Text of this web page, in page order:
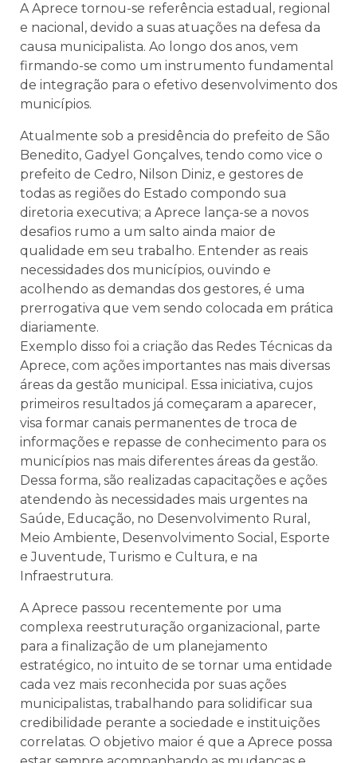
A Aprece tornou-se referência estadual, regional
e nacional, devido a suas atuações na defesa da
causa municipalista. Ao longo dos anos, vem
firmando-se como um instrumento fundamental
de integração para o efetivo desenvolvimento dos
municípios.
Atualmente sob a presidência do prefeito de São
Benedito, Gadyel Gonçalves, tendo como vice o
prefeito de Cedro, Nilson Diniz, e gestores de
todas as regiões do Estado compondo sua
diretoria executiva; a Aprece lança-se a novos
desafios rumo a um salto ainda maior de
qualidade em seu trabalho. Entender as reais
necessidades dos municípios, ouvindo e
acolhendo as demandas dos gestores, é uma
prerrogativa que vem sendo colocada em prática
diariamente.
Exemplo disso foi a criação das Redes Técnicas da
Aprece, com ações importantes nas mais diversas
áreas da gestão municipal. Essa iniciativa, cujos
primeiros resultados já começaram a aparecer,
visa formar canais permanentes de troca de
informações e repasse de conhecimento para os
municípios nas mais diferentes áreas da gestão.
Dessa forma, são realizadas capacitações e ações
atendendo às necessidades mais urgentes na
Saúde, Educação, no Desenvolvimento Rural,
Meio Ambiente, Desenvolvimento Social, Esporte
e Juventude, Turismo e Cultura, e na
Infraestrutura.
A Aprece passou recentemente por uma
complexa reestruturação organizacional, parte
para a finalização de um planejamento
estratégico, no intuito de se tornar uma entidade
cada vez mais reconhecida por suas ações
municipalistas, trabalhando para solidificar sua
credibilidade perante a sociedade e instituições
correlatas. O objetivo maior é que a Aprece possa